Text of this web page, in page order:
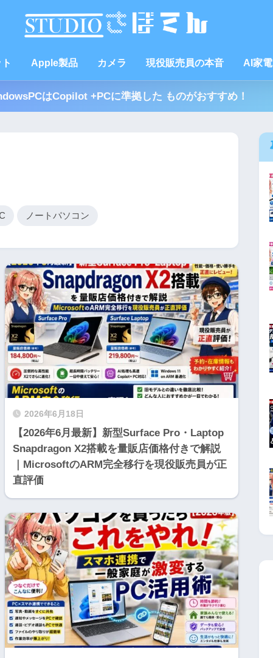
Apple製品 カメラ 現役販売員の本音 AI家電
はCopilot +PCに準拠した ものがおすすめ！
ノートパソコン
2026年6月18日
【2026年6月最新】新型Surface Pro・Laptop
Snapdragon X2搭載を量販店価格付きで解説
｜MicrosoftのARM完全移行を現役販売員が正
直評価